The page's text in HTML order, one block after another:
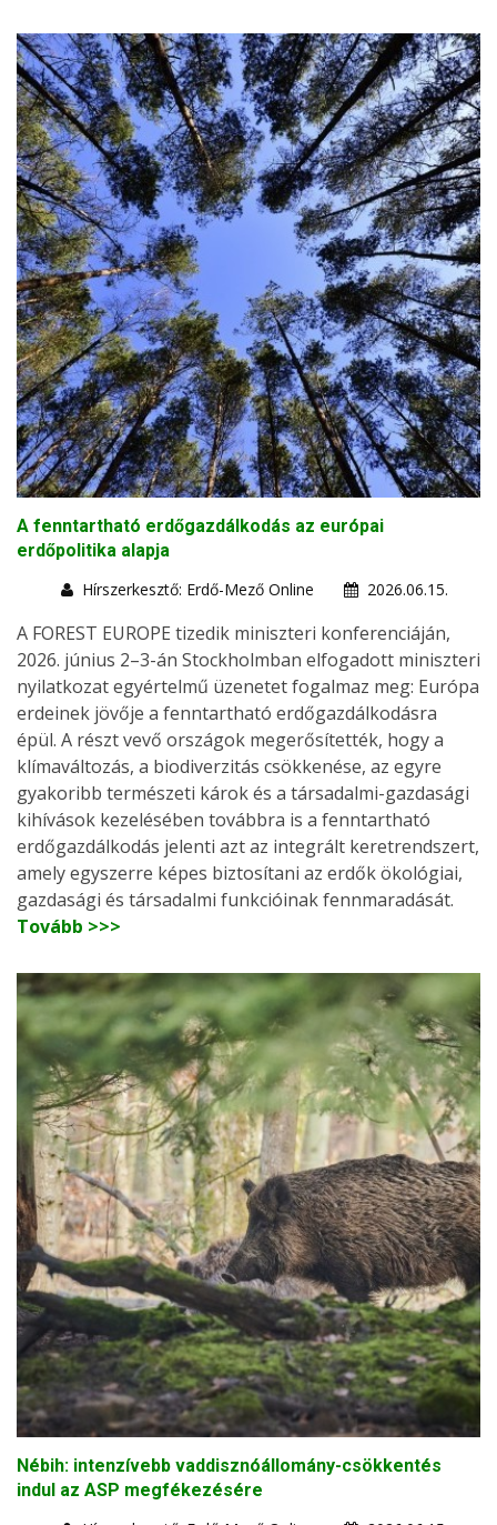
A fenntartható erdőgazdálkodás az európai
erdőpolitika alapja
Hírszerkesztő: Erdő-Mező Online
2026.06.15.
A FOREST EUROPE tizedik miniszteri konferenciáján,
2026. június 2–3-án Stockholmban elfogadott miniszteri
nyilatkozat egyértelmű üzenetet fogalmaz meg: Európa
erdeinek jövője a fenntartható erdőgazdálkodásra
épül. A részt vevő országok megerősítették, hogy a
klímaváltozás, a biodiverzitás csökkenése, az egyre
gyakoribb természeti károk és a társadalmi-gazdasági
kihívások kezelésében továbbra is a fenntartható
erdőgazdálkodás jelenti azt az integrált keretrendszert,
amely egyszerre képes biztosítani az erdők ökológiai,
gazdasági és társadalmi funkcióinak fennmaradását.
Tovább >>>
Nébih: intenzívebb vaddisznóállomány-csökkentés
indul az ASP megfékezésére